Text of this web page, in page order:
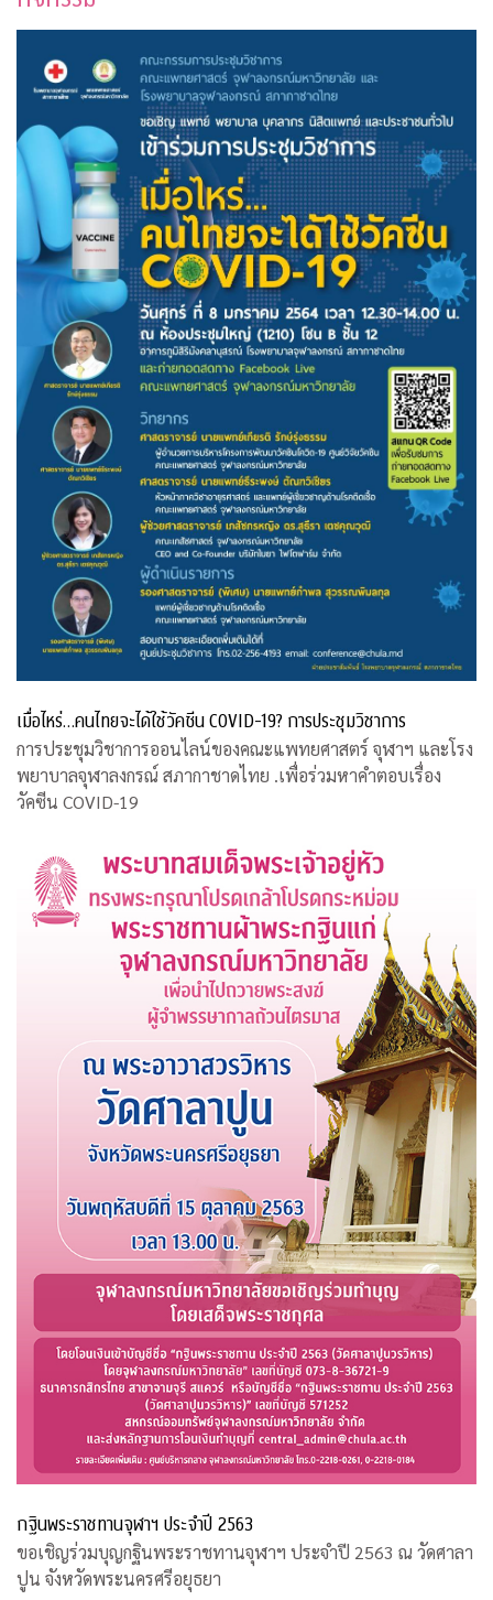
เมื่อไหร่…คนไทยจะได้ใช้วัคซีน COVID-19? การประชุมวิชาการ
การประชุมวิชาการออนไลน์ของคณะแพทยศาสตร์ จุฬาฯ และโรง
พยาบาลจุฬาลงกรณ์ สภากาชาดไทย .เพื่อร่วมหาคำตอบเรื่อง
วัคซีน COVID-19
กฐินพระราชทานจุฬาฯ ประจำปี 2563
ขอเชิญร่วมบุญกฐินพระราชทานจุฬาฯ ประจำปี 2563 ณ วัดศาลา
ปูน จังหวัดพระนครศรีอยุธยา